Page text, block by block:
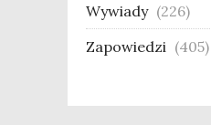
Wywiady (226)
Zapowiedzi (405)